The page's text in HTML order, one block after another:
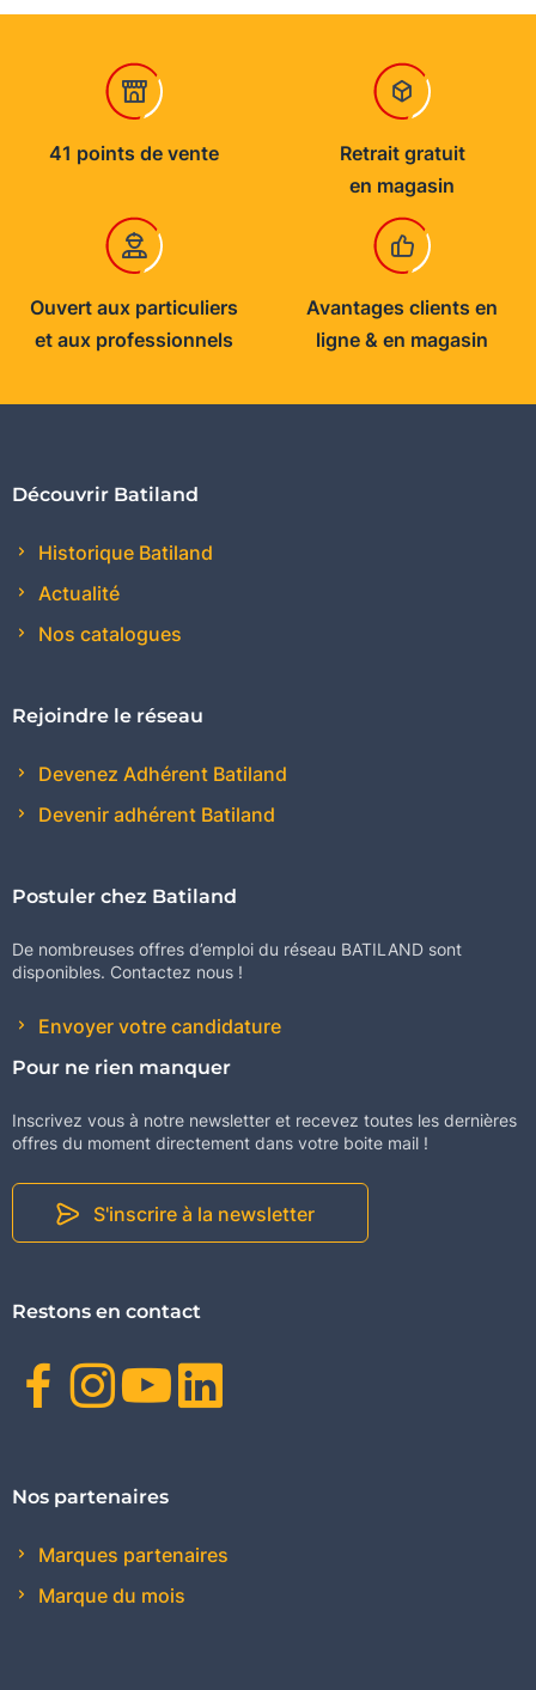
41 points de vente
Retrait gratuit
en magasin
Ouvert aux particuliers
et aux professionnels
Avantages clients en
ligne & en magasin
Découvrir Batiland
Historique Batiland
Actualité
Nos catalogues
Rejoindre le réseau
Devenez Adhérent Batiland
Devenir adhérent Batiland
Postuler chez Batiland
De nombreuses offres d’emploi du réseau BATILAND sont
disponibles. Contactez nous !
Envoyer votre candidature
Pour ne rien manquer
Inscrivez vous à notre newsletter et recevez toutes les dernières
offres du moment directement dans votre boite mail !
S'inscrire à la newsletter
Restons en contact
Facebook
Instagram
Youtube
Nos partenaires
Marques partenaires
Marque du mois